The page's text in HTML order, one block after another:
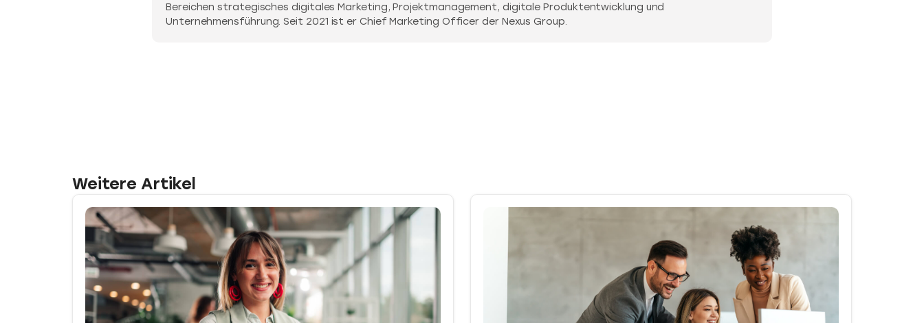
Bereichen strategisches digitales Marketing, Projektmanagement, digitale Produktentwicklung und
Unternehmensführung. Seit 2021 ist er Chief Marketing Officer der Nexus Group.
Weitere Artikel